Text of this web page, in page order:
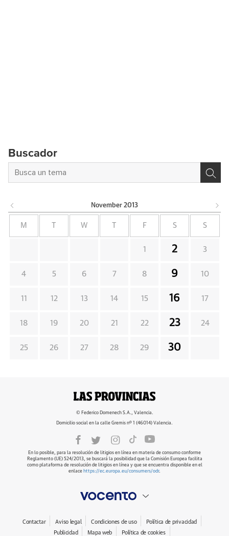
Buscador
November 2013
M W F S S
1 2 3
4 5 6 7 8 9 10
11 12 13 14 15 16 17
18 19 20 21 22 23 24
25 26 27 28 29 30
© Federico Domenech S.A., Valencia.
Domicilio social en la calle Gremis nº 1 (46014) Valencia.
En lo posible, para la resolución de litigios en línea en materia de consumo conforme
Reglamento (UE) 524/2013, se buscará la posibilidad que la Comisión Europea facilita
como plataforma de resolución de litigios en línea y que se encuentra disponible en el
enlace https://ec.europa.eu/consumers/odr.
Contactar Aviso legal Condiciones de uso
Política de privacidad
Publicidad
Mapa web Política de cookies